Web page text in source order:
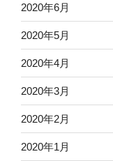
2020年6月
2020年5月
2020年4月
2020年3月
2020年2月
2020年1月